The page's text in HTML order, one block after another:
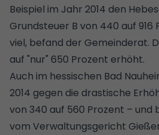
Beispiel im Jahr 2014 den
Grundsteuer B von 440 auf 916
viel, befand der Gemeinderat.
auf "nur" 650 Prozent erhöht.
Auch im hessischen Bad
2014 gegen die drastische
von 340 auf 560 Prozent – und
vom Verwaltungsgericht